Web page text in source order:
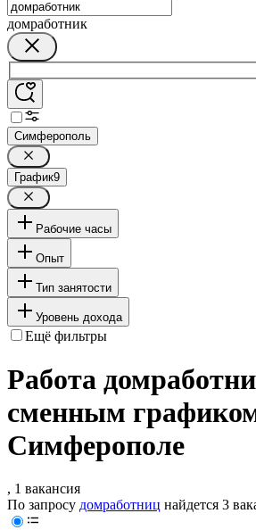
домработник
Симферополь
График9
Рабочие часы
Опыт
Тип занятости
Уровень дохода
Ещё фильтры
Работа
сменным
Симферополе
, 1 вакансия
По запросу домработниц найдется 3